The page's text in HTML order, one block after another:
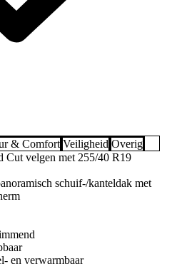
& Comfort Veiligheid Overig
Cut velgen met 255/40 R19
schuif-/kanteldak met
en verwarmbaar